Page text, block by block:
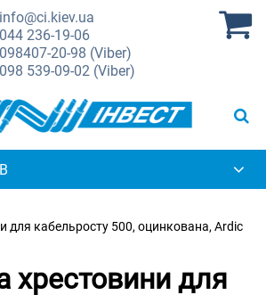
info@ci.kiev.ua
044236-19-06
098407-20-98 (Viber)
098 539-09-02 (Viber)
для кабельросту 500, оцинкована, Ardic
хрестовини для